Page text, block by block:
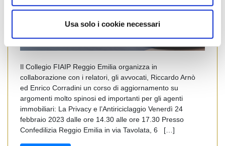
Usa solo i cookie necessari
Il Collegio FIAIP Reggio Emilia organizza in
collaborazione con i relatori, gli avvocati, Riccardo Arnò
ed Enrico Corradini un corso di aggiornamento su
argomenti molto spinosi ed importanti per gli agenti
immobiliari: La Privacy e l’Antiriciclaggio Venerdì 24
febbraio 2023 dalle ore 14.30 alle ore 17.30 Presso
Confedilizia Reggio Emilia in via Tavolata, 6 […]